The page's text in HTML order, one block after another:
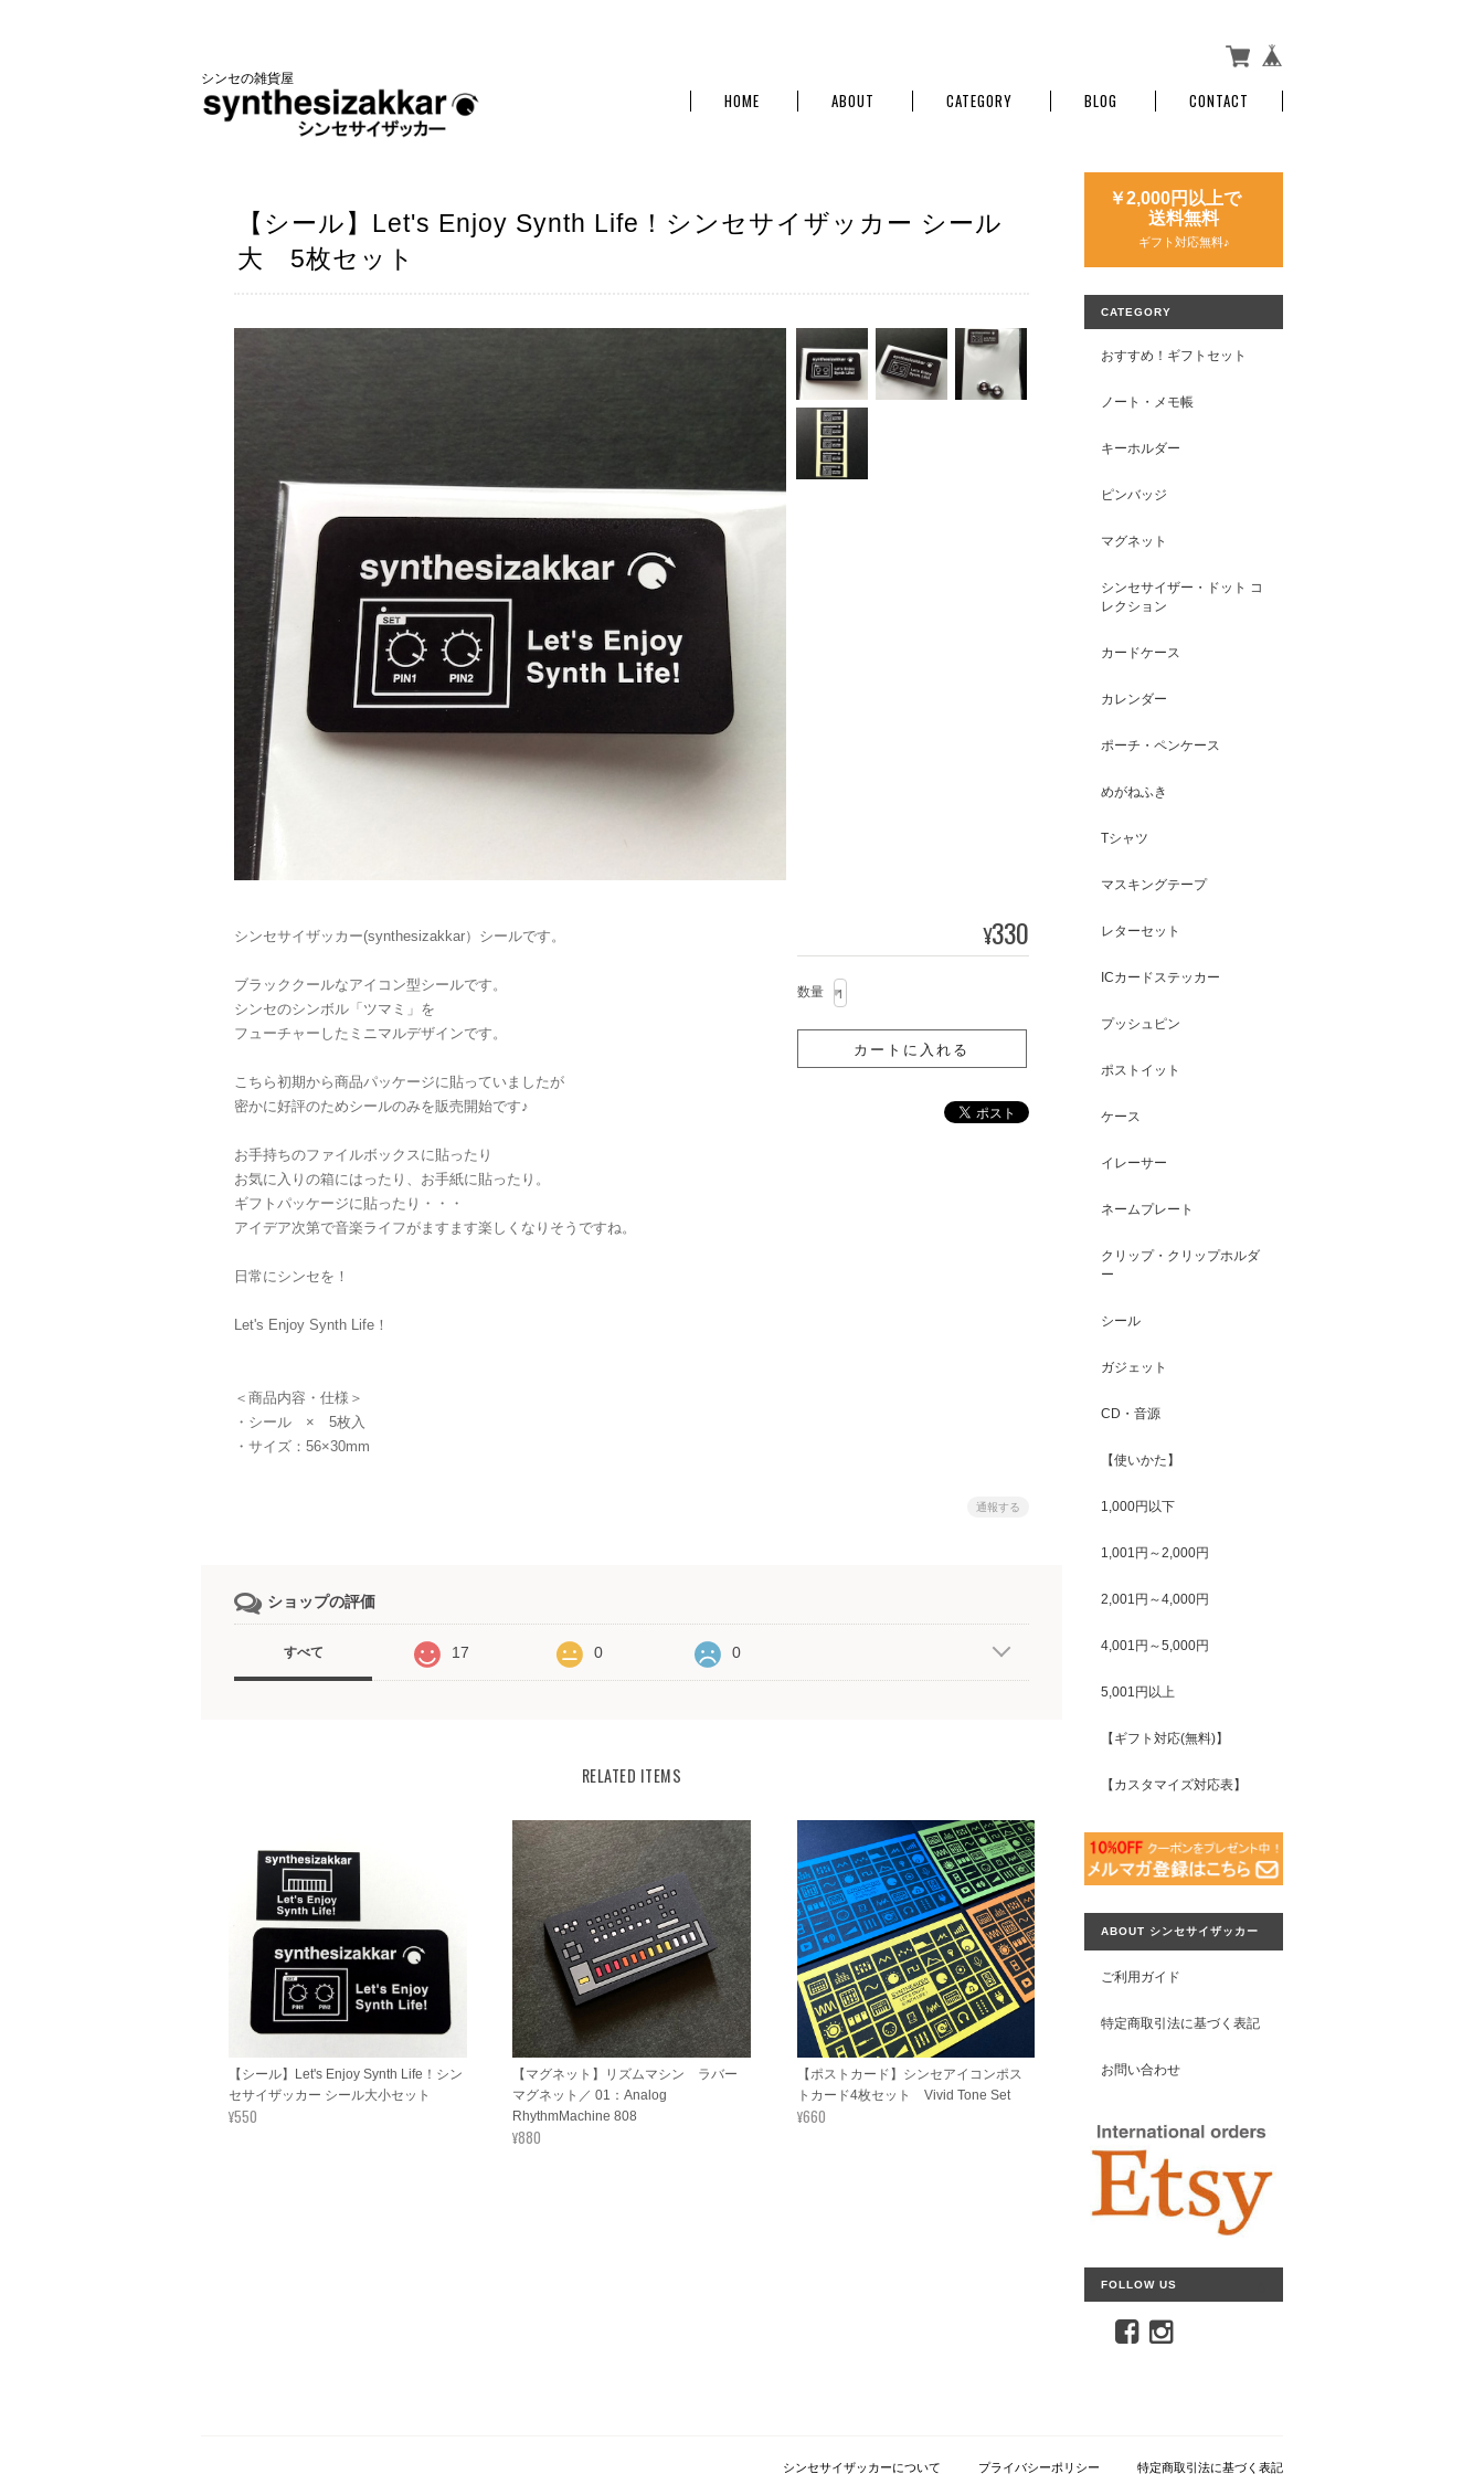
シンセの雑貨屋
HOME ABOUT CATEGORY BLOG CONTACT
【シール】Let's Enjoy Synth Life！シンセサイザッカー シール
大 5枚セット
シンセサイザッカー(synthesizakkar）シールです。
ブラッククールなアイコン型シールです。
シンセのシンボル「ツマミ」を
フューチャーしたミニマルデザインです。
こちら初期から商品パッケージに貼っていましたが
密かに好評のためシールのみを販売開始です♪
お手持ちのファイルボックスに貼ったり
お気に入りの箱にはったり、お手紙に貼ったり。
ギフトパッケージに貼ったり・・・
アイデア次第で音楽ライフがますます楽しくなりそうですね。
日常にシンセを！
Let's Enjoy Synth Life！
＜商品内容・仕様＞
・シール × 5枚入
・サイズ：56×30mm
¥330
数量
通報する
ショップの評価
すべて 17 0 0
RELATED ITEMS
【シール】Let's Enjoy Synth Life！シン
セサイザッカー シール大小セット
¥550
【マグネット】リズムマシン ラバー
マグネット／ 01：Analog
RhythmMachine 808
¥880
【ポストカード】シンセアイコンポス
トカード4枚セット Vivid Tone Set
¥660
￥2,000円以上で
送料無料
ギフト対応無料♪
CATEGORY
おすすめ！ギフトセット
ノート・メモ帳
キーホルダー
ピンバッジ
マグネット
シンセサイザー・ドット コ
レクション
カードケース
カレンダー
ポーチ・ペンケース
めがねふき
Tシャツ
マスキングテープ
レターセット
ICカードステッカー
プッシュピン
ポストイット
ケース
イレーサー
ネームプレート
クリップ・クリップホルダ
ー
シール
ガジェット
CD・音源
【使いかた】
1,000円以下
1,001円～2,000円
2,001円～4,000円
4,001円～5,000円
5,001円以上
【ギフト対応(無料)】
【カスタマイズ対応表】
ABOUT シンセサイザッカー
ご利用ガイド
特定商取引法に基づく表記
お問い合わせ
FOLLOW US
シンセサイザッカーについて プライバシーポリシー 特定商取引法に基づく表記